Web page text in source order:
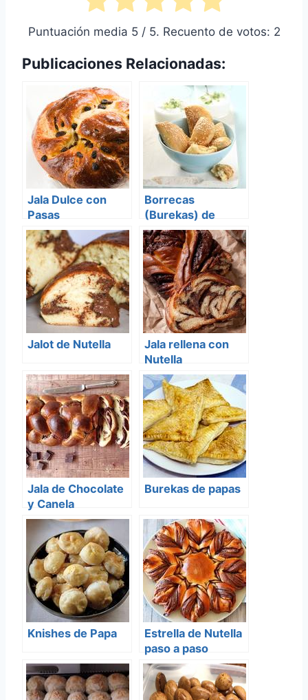
Puntuación media 5/ 5. Recuento de votos: 2
Publicaciones Relacionadas:
Jala Dulce con
Pasas
Borrecas
(Burekas) de
Queso
Jalot de Nutella
Jala rellena con
Nutella
Jala de Chocolate
y Canela
(Babkallah)
Burekas de papas
Knishes de Papa
Estrella de Nutella
paso a paso